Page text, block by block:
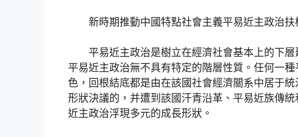
新時期推動中國特點社會主義平易近主政治扶
平易近主政治是樹立在經濟社會基本上的下層
平易近主政治無不具有特定的階層性質。任何一
色，回根結底都是由在該國社會經濟關系中居于
形狀決議的，并遭到該國汗青沿革、平易近族傳
近主政治浮現多元的成長形狀。